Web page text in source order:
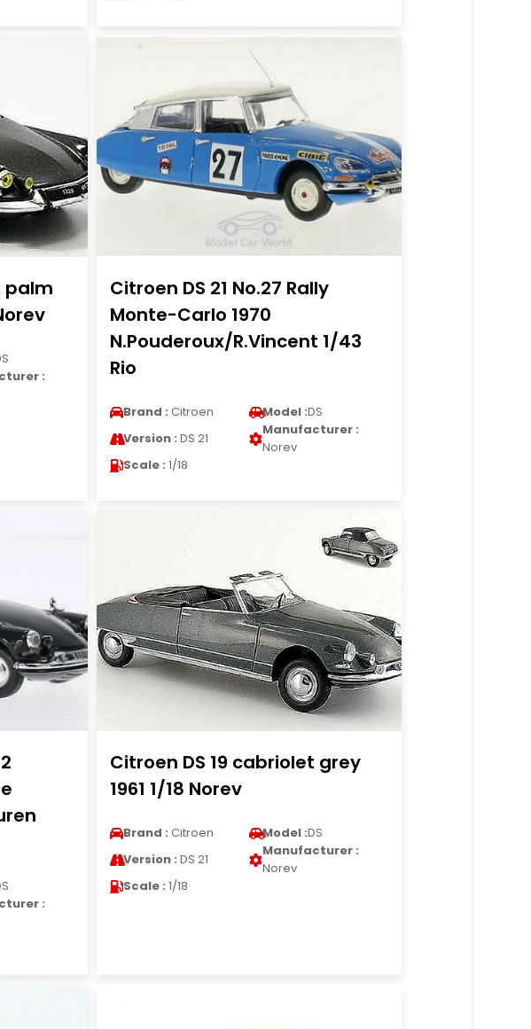
palm
:
Citroen DS 21 No.27 Rally
Monte-Carlo 1970
N.Pouderoux/R.Vincent 1/43
Rio
Brand : Citroen Model :DS
Version : DS 21
Manufacturer :
Norev
Scale : 1/18
:
Citroen DS 19 cabriolet grey
1961 1/18 Norev
Brand : Citroen Model :DS
Version : DS 21
Manufacturer :
Norev
Scale : 1/18